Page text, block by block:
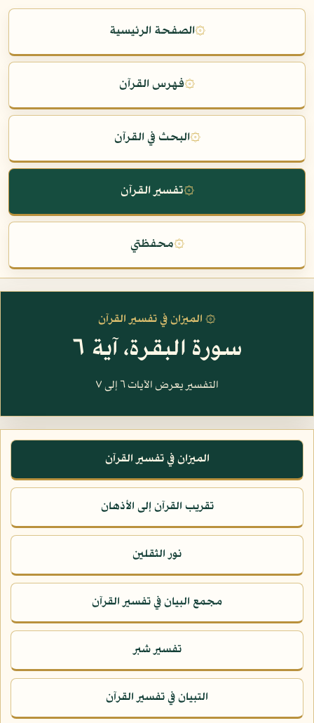
۞الصفحة الرئيسية
۞فهرس القرآن
۞البحث في القرآن
۞تفسير القرآن
۞محفظتي
۞ الميزان في تفسير القرآن
سورة البقرة، آية ٦
التفسير يعرض الآيات ٦ إلى ٧
الميزان في تفسير القرآن
تقريب القرآن إلى الأذهان
نور الثقلين
مجمع البيان في تفسير القرآن
تفسير شبر
التبيان في تفسير القرآن